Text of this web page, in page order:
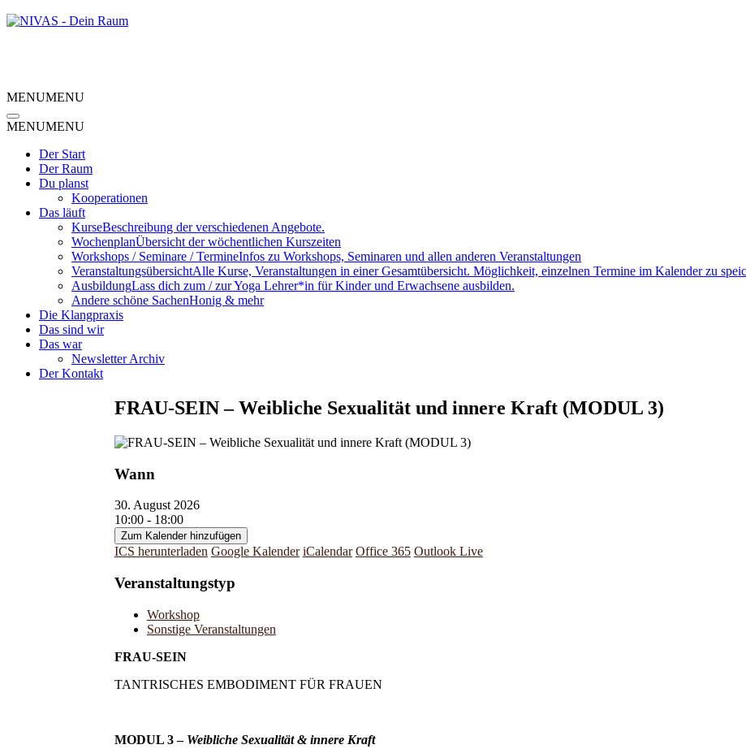
MENUMENU
MENUMENU
Der Start
Der Raum
Du planst
Kooperationen
Das läuft
KurseBeschreibung der verschiedenen Angebote.
WochenplanÜbersicht der wöchentlichen Kurszeiten
Workshops / Seminare / TermineInfos zu Workshops, Seminaren und allen anderen Veranstaltungen
VeranstaltungsübersichtAlle Kurse, Veranstaltungen in einer Gesamtübersicht. Möglichkeit, einzelnen Termine im Kalender zu
AusbildungLass dich zum / zur Yoga Lehrer*in für Kinder und Erwachsene ausbilden.
Andere schöne SachenHonig & mehr
Die Klangpraxis
Das sind wir
Das war
Newsletter Archiv
Der Kontakt
FRAU-SEIN – Weibliche Sexualität und innere Kraft (MODUL 3)
Wann
30. August 2026
10:00 - 18:00
Zum Kalender hinzufügen
ICS herunterladen Google Kalender iCalendar Office 365 Outlook Live
Veranstaltungstyp
Workshop
Sonstige Veranstaltungen
FRAU-SEIN
TANTRISCHES EMBODIMENT FÜR FRAUEN
MODUL 3 – Weibliche Sexualität & innere Kraft